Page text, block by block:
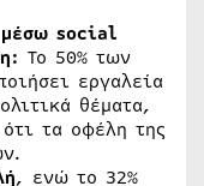
μέσω social
Το 50% των
εργαλεία
θέματα,
τα οφέλη της
, ενώ το 32%